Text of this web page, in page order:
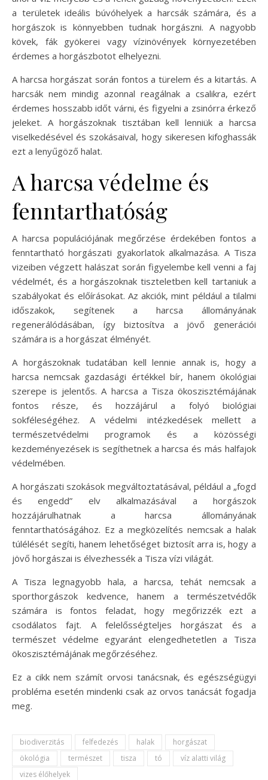
a területek ideális búvóhelyek a harcsák számára, és a
horgászok is könnyebben tudnak horgászni. A nagyobb
kövek, fák gyökerei vagy vízinövények környezetében
érdemes a horgászbotot elhelyezni.
A harcsa horgászat során fontos a türelem és a kitartás. A
harcsák nem mindig azonnal reagálnak a csalikra, ezért
érdemes hosszabb időt várni, és figyelni a zsinórra érkező
jeleket. A horgászoknak tisztában kell lenniük a harcsa
viselkedésével és szokásaival, hogy sikeresen kifoghassák
ezt a lenyűgöző halat.
A harcsa védelme és
fenntarthatóság
A harcsa populációjának megőrzése érdekében fontos a
fenntartható horgászati gyakorlatok alkalmazása. A Tisza
vizeiben végzett halászat során figyelembe kell venni a faj
védelmét, és a horgászoknak tiszteletben kell tartaniuk a
szabályokat és előírásokat. Az akciók, mint például a tilalmi
időszakok, segítenek a harcsa állományának
regenerálódásában, így biztosítva a jövő generációi
számára is a horgászat élményét.
A horgászoknak tudatában kell lennie annak is, hogy a
harcsa nemcsak gazdasági értékkel bír, hanem ökológiai
szerepe is jelentős. A harcsa a Tisza ökoszisztémájának
fontos része, és hozzájárul a folyó biológiai
sokféleségéhez. A védelmi intézkedések mellett a
természetvédelmi programok és a közösségi
kezdeményezések is segíthetnek a harcsa és más halfajok
védelmében.
A horgászati szokások megváltoztatásával, például a „fogd
és engedd” elv alkalmazásával a horgászok
hozzájárulhatnak a harcsa állományának
fenntarthatóságához. Ez a megközelítés nemcsak a halak
túlélését segíti, hanem lehetőséget biztosít arra is, hogy a
jövő horgászai is élvezhessék a Tisza vízi világát.
A Tisza legnagyobb hala, a harcsa, tehát nemcsak a
sporthorgászok kedvence, hanem a természetvédők
számára is fontos feladat, hogy megőrizzék ezt a
csodálatos fajt. A felelősségteljes horgászat és a
természet védelme egyaránt elengedhetetlen a Tisza
ökoszisztémájának megőrzéséhez.
Ez a cikk nem számít orvosi tanácsnak, és egészségügyi
probléma esetén mindenki csak az orvos tanácsát fogadja
meg.
biodiverzitás felfedezés halak
horgászat
ökológia
természet tisza tó
víz alatti világ
vizes élőhelyek